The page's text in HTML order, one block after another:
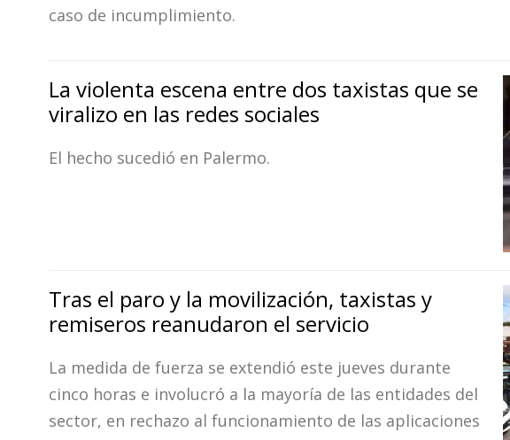
caso de incumplimiento.
La violenta escena entre dos taxistas que se
viralizo en las redes sociales
El hecho sucedió en Palermo.
Tras el paro y la movilización, taxistas y
remiseros reanudaron el servicio
La medida de fuerza se extendió este jueves durante
cinco horas e involucró a la mayoría de las entidades del
sector, en rechazo al funcionamiento de las aplicaciones